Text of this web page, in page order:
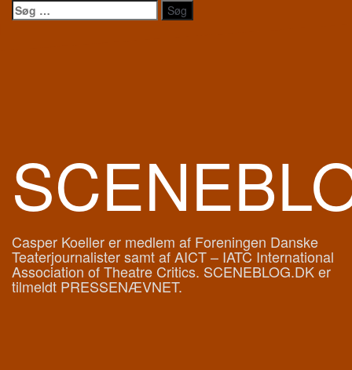
Videre
Søg
efter:
Casper Koeller er medlem af Foreningen Danske
Teaterjournalister samt af AICT – IATC International
Association of Theatre Critics. SCENEBLOG.DK er
tilmeldt PRESSENÆVNET.